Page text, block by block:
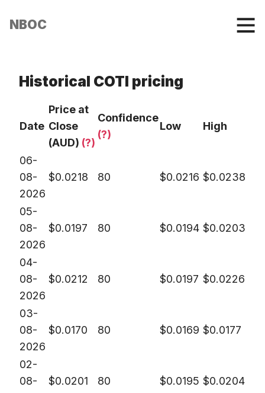
NBOC
Historical COTI pricing
Date
Price at
Close
(AUD) (?)
Confidence
(?)
Low High
06-
08-
2026
$0.0218 80 $0.0216 $0.0238
05-
08-
2026
$0.0197 80 $0.0194 $0.0203
04-
08-
2026
$0.0212 80 $0.0197 $0.0226
03-
08-
2026
$0.0170 80 $0.0169 $0.0177
02-
08-
$0.0201 80 $0.0195 $0.0204